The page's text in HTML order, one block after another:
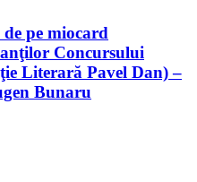
pe miocard
Concursului
Literară Pavel Dan) –
Bunaru